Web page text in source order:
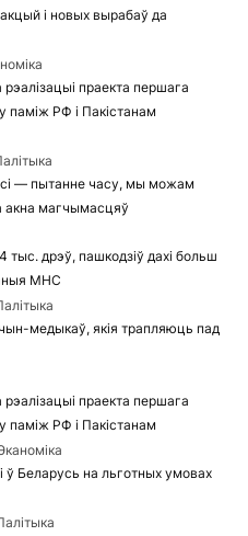
і новых вырабаў да
праекта першага
паміж РФ і Пакістанам
— пытанне часу, мы можам
акна магчымасцяў
дрэў, пашкодзіў дахі больш
МНС
медыкаў, якія трапляюць пад
праекта першага
паміж РФ і Пакістанам
ў Беларусь на льготных умовах